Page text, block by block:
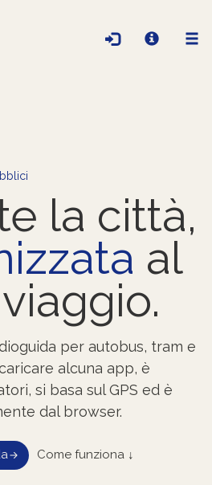
la città,
al
per autobus, tram e
alcuna app, è
si basa sul GPS ed è
dal browser.
Come funziona ↓